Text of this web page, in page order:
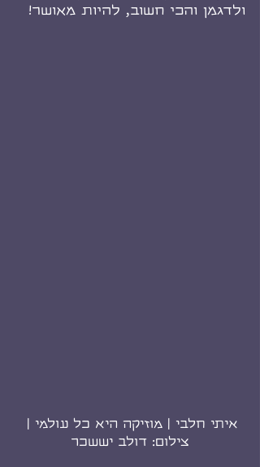
ולדגמן והכי חשוב, להיות מאושר!
איתי חלבי | מוזיקה היא כל עולמי |
צילום: דולב יששכר